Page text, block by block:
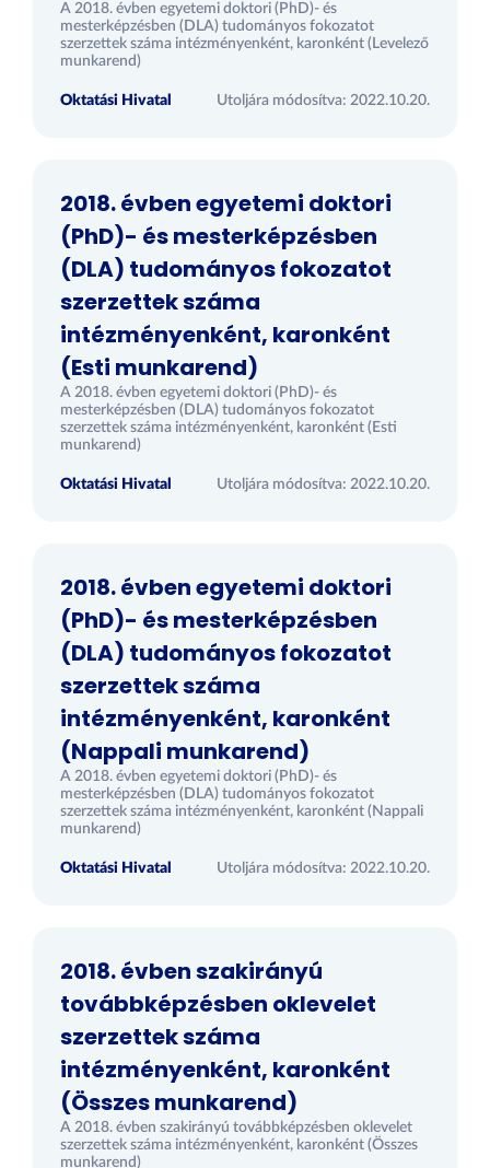
A 2018. évben egyetemi doktori (PhD)- és
mesterképzésben (DLA) tudományos fokozatot
szerzettek száma intézményenként, karonként (Levelező
munkarend)
Oktatási Hivatal Utoljára módosítva: 2022.10.20.
2018. évben egyetemi doktori
(PhD)- és mesterképzésben
(DLA) tudományos fokozatot
szerzettek száma
intézményenként, karonként
(Esti munkarend)
A 2018. évben egyetemi doktori (PhD)- és
mesterképzésben (DLA) tudományos fokozatot
szerzettek száma intézményenként, karonként (Esti
munkarend)
Oktatási Hivatal Utoljára módosítva: 2022.10.20.
2018. évben egyetemi doktori
(PhD)- és mesterképzésben
(DLA) tudományos fokozatot
szerzettek száma
intézményenként, karonként
(Nappali munkarend)
A 2018. évben egyetemi doktori (PhD)- és
mesterképzésben (DLA) tudományos fokozatot
szerzettek száma intézményenként, karonként (Nappali
munkarend)
Oktatási Hivatal Utoljára módosítva: 2022.10.20.
2018. évben szakirányú
továbbképzésben oklevelet
szerzettek száma
intézményenként, karonként
(Összes munkarend)
A 2018. évben szakirányú továbbképzésben oklevelet
szerzettek száma intézményenként, karonként (Összes
munkarend)